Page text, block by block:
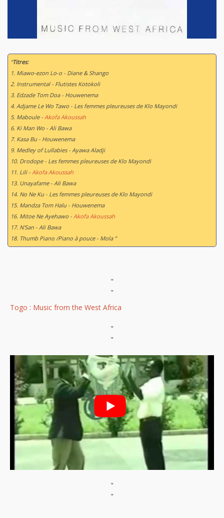
“Titres:
1. Miawo-ezon Lo-o - Diane & Shango
2. Instrumental - Flutistes Kotokoli
3. Edzade Tom Doa - Houwenema
4. Adjame Le Wo Tawo - Les femmes pleureuses de Klo Mayondi
5. Maboule - Akofa Akoussah
6. Ki Man Wo - Ali Bawa
7. Kasa Bu - Houwenema
9. Medley of Lullabies - Ayawa Aladji
10. Drodope - Les femmes pleureuses de Klo Mayondi
11. Lili - Akofa Akoussah
13. Unayafame - Ali Bawa
14. No Ne Ku - Les femmes pleureuses de Klo Mayondi
15. Mandza Tom Halu - Houwenema
16. Mitoe Ne Ayehawo - Akofa Akoussah
17. N'San - Ali Bawa
18. Thumb Piano /Piano à pouce - Mola ”
"
"
Togo : Music from the West Africa
"
"
"
"